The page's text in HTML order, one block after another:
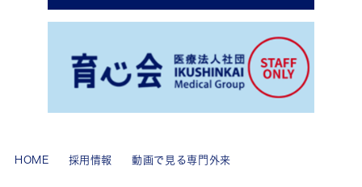
HOME 採用情報 動画で見る専門外来